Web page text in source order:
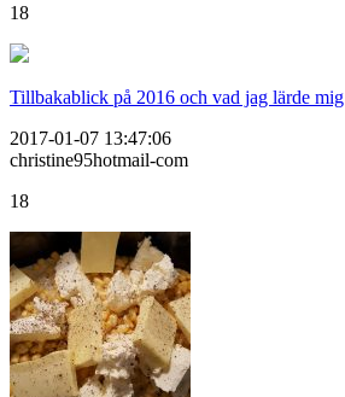
18
Tillbakablick på 2016 och vad jag lärde mig
2017-01-07 13:47:06
christine95hotmail-com
18